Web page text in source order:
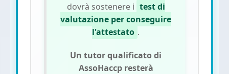
dovrà sostenere i test di
valutazione per conseguire
l'attestato .
Un tutor qualificato di
AssoHaccp resterà